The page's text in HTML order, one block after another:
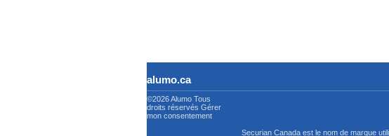
alumo.ca
©2026 Alumo Tous
droits réservés Gérer
mon consentement
Securian Canada est le nom de marque